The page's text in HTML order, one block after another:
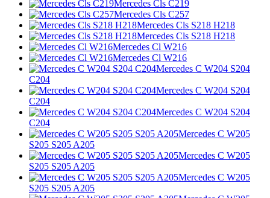
Mercedes Cls C219
Mercedes Cls C257
Mercedes Cls S218 H218
Mercedes Cls S218 H218
Mercedes Cl W216
Mercedes Cl W216
Mercedes C W204 S204
C204
Mercedes C W204 S204
C204
Mercedes C W204 S204
C204
Mercedes C W205
S205 S205 A205
Mercedes C W205
S205 S205 A205
Mercedes C W205
S205 S205 A205